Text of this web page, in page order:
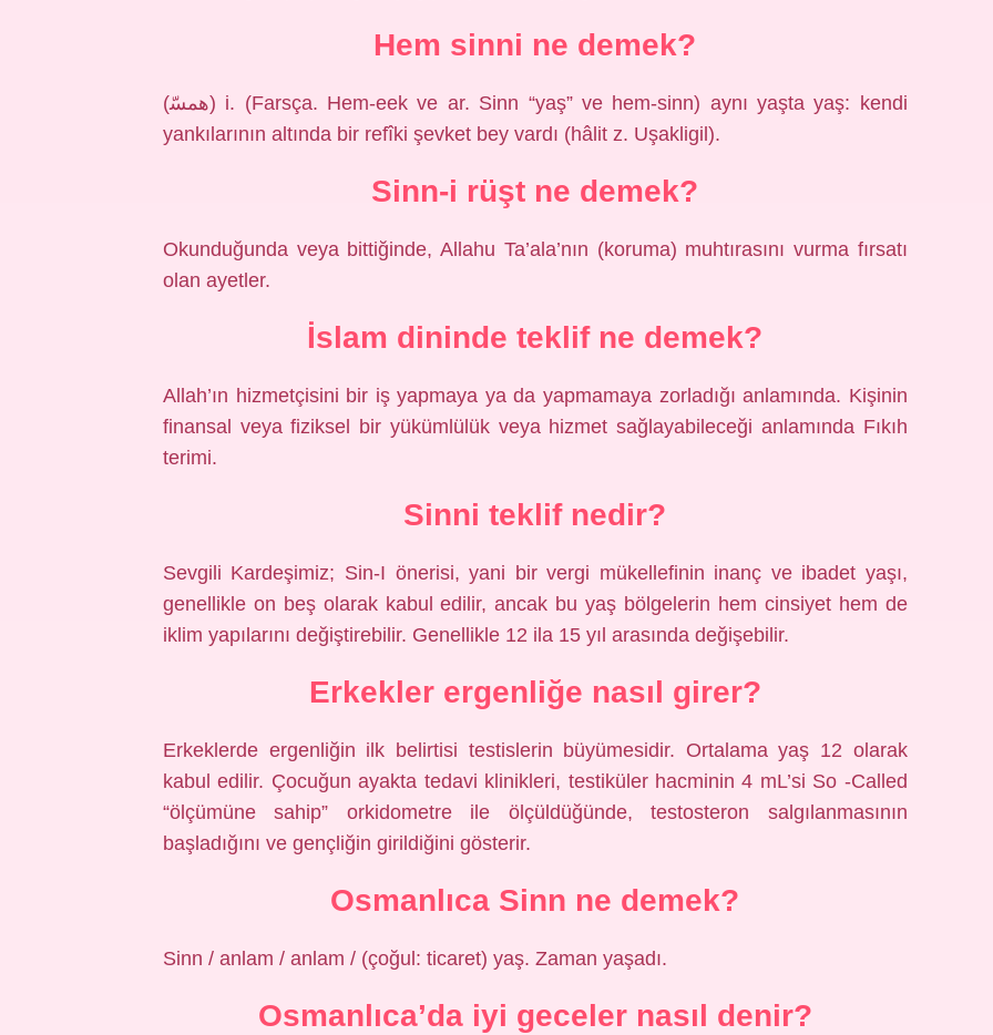
Hem sinni ne demek?
(ﻫﻤﺴّ) i. (Farsça. Hem-eek ve ar. Sinn “yaş” ve hem-sinn) aynı yaşta yaş: kendi
yankılarının altında bir refîki şevket bey vardı (hâlit z. Uşakligil).
Sinn-i rüşt ne demek?
Okunduğunda veya bittiğinde, Allahu Ta’ala’nın (koruma) muhtırasını vurma fırsatı
olan ayetler.
İslam dininde teklif ne demek?
Allah’ın hizmetçisini bir iş yapmaya ya da yapmamaya zorladığı anlamında. Kişinin
finansal veya fiziksel bir yükümlülük veya hizmet sağlayabileceği anlamında Fıkıh
terimi.
Sinni teklif nedir?
Sevgili Kardeşimiz; Sin-I önerisi, yani bir vergi mükellefinin inanç ve ibadet yaşı,
genellikle on beş olarak kabul edilir, ancak bu yaş bölgelerin hem cinsiyet hem de
iklim yapılarını değiştirebilir. Genellikle 12 ila 15 yıl arasında değişebilir.
Erkekler ergenliğe nasıl girer?
Erkeklerde ergenliğin ilk belirtisi testislerin büyümesidir. Ortalama yaş 12 olarak
kabul edilir. Çocuğun ayakta tedavi klinikleri, testiküler hacminin 4 mL’si So -Called
“ölçümüne sahip” orkidometre ile ölçüldüğünde, testosteron salgılanmasının
başladığını ve gençliğin girildiğini gösterir.
Osmanlıca Sinn ne demek?
Sinn / anlam / anlam / (çoğul: ticaret) yaş. Zaman yaşadı.
Osmanlıca’da iyi geceler nasıl denir?